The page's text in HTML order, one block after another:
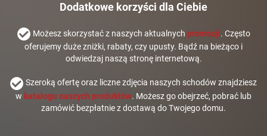
Dodatkowe korzyści dla Ciebie
Możesz skorzystać z naszych aktualnych promocji. Często
oferujemy duże zniżki, rabaty, czy upusty. Bądź na bieżąco i
odwiedzaj naszą stronę internetową.
Szeroką ofertę oraz liczne zdjęcia naszych schodów znajdziesz
w katalogu naszych produktów. Możesz go obejrzeć, pobrać lub
zamówić bezpłatnie z dostawą do Twojego domu.